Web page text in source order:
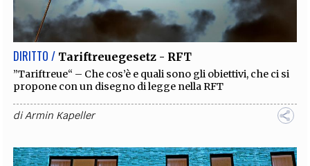
DIRITTO / Tariftreuegesetz - RFT
”Tariftreue“ – Che cos’è e quali sono gli obiettivi, che ci si
propone con un disegno di legge nella RFT
diArmin Kapeller